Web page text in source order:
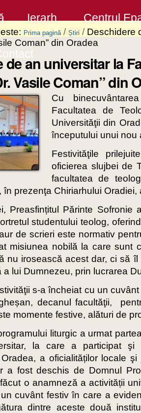
Ierarh Centrul
Prima pagină / Știri / Deschidere
Coman” din Oradea
de an universitar la
Vasile Coman” din
Cu
Facultatea de
Universităţii din
începutului unui nou
Festivităţile
oficierea slujbei de
facultatea de
în prezenţa Chiriarhului
Preasfințitul Părinte
studentului teolog,
de scrieri este normativ
misiunea nobilă la care sunt
nu irosească acest dar, ci să
a lui Dumnezeu, prin lucrarea
s-a încheiat cu un
decanul facultăţii,
momente festive, alături de
liturgic a urmat
la care a participat şi
a oficialităților locale
a fost deschis de Domnul
o anamneză a activității
cuvânt festiv în care a
dintre aceste două